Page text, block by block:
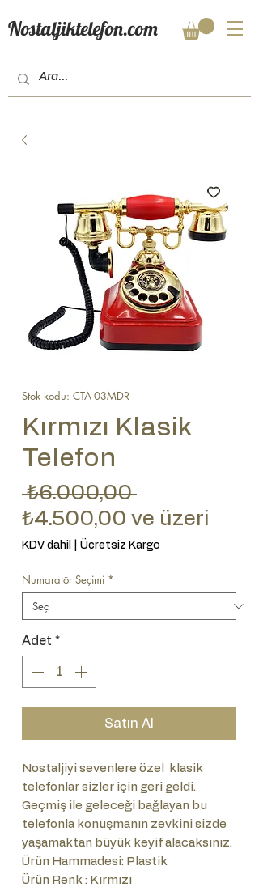
Nostaljiktelefon.com
Stok kodu: CTA-03MDR
Kırmızı Klasik
Telefon
₺6.000,00 Normal Fiyat
₺4.500,00 ve üzeri
KDV dahil Ücretsiz Kargo
Numaratör Seçimi *
Adet *
Satın Al
Nostaljiyi sevenlere özel klasik
telefonlar sizler için geri geldi.
Geçmiş ile geleceği bağlayan bu
telefonla konuşmanın zevkini sizde
yaşamaktan büyük keyif alacaksınız.
Ürün Hammadesi: Plastik
Ürün Renk : Kırmızı